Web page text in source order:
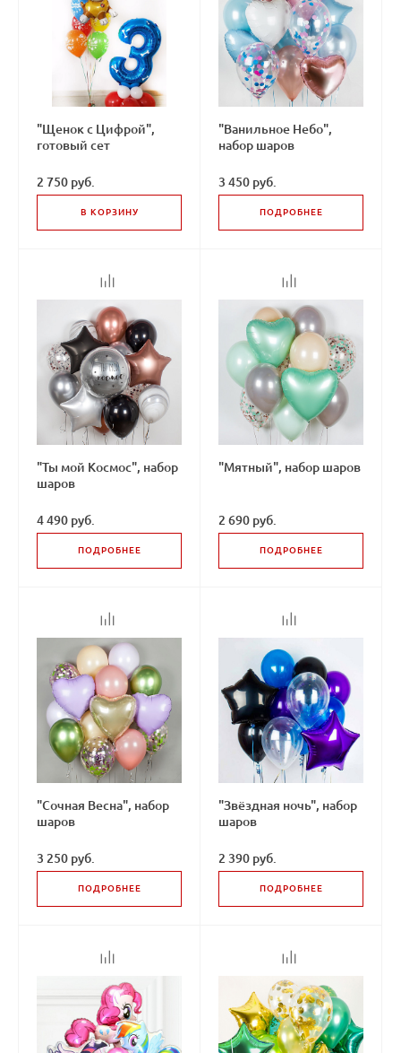
"Щенок с Цифрой",
готовый сет
2 750 руб.
В КОРЗИНУ
"Ванильное Небо",
набор шаров
3 450 руб.
ПОДРОБНЕЕ
"Ты мой Космос", набор
шаров
4 490 руб.
ПОДРОБНЕЕ
"Мятный", набор шаров
2 690 руб.
ПОДРОБНЕЕ
"Сочная Весна", набор
шаров
3 250 руб.
ПОДРОБНЕЕ
"Звёздная ночь", набор
шаров
2 390 руб.
ПОДРОБНЕЕ